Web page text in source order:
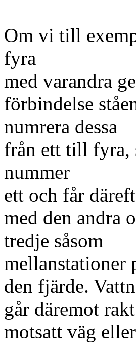
Om vi till
fyra
med varandra
förbindelse
numrera dessa
från ett till fyra,
nummer
ett och får
med den andra
tredje såsom
mellanstationer
den fjärde.
går däremot rakt
motsatt väg